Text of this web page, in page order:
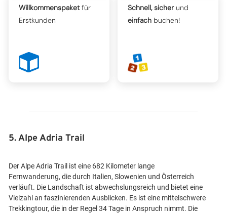
Willkommenspaketfür
Erstkunden
Schnell, sicherund
einfach buchen!
5. Alpe Adria Trail
Der Alpe Adria Trail ist eine 682 Kilometer lange
Fernwanderung, die durch Italien, Slowenien und Österreich
verläuft. Die Landschaft ist abwechslungsreich und bietet eine
Vielzahl an faszinierenden Ausblicken. Es ist eine mittelschwere
Trekkingtour, die in der Regel 34 Tage in Anspruch nimmt. Die